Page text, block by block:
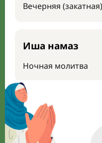
Вечерняя
Иша намаз
Ночная молитва